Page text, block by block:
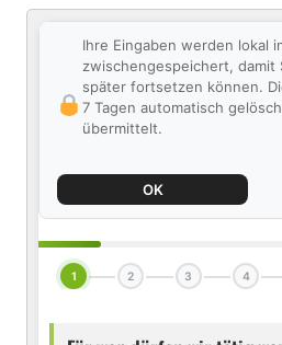
Ihre Eingaben werden lokal
zwischengespeichert, damit
später fortsetzen können.
7 Tagen automatisch
übermittelt.
OK
1 2 3 4